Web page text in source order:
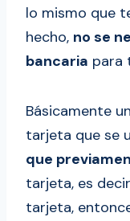
lo mismo que
hecho, no se
bancaria para
Básicamente
tarjeta que se
que
tarjeta, es
tarjeta,